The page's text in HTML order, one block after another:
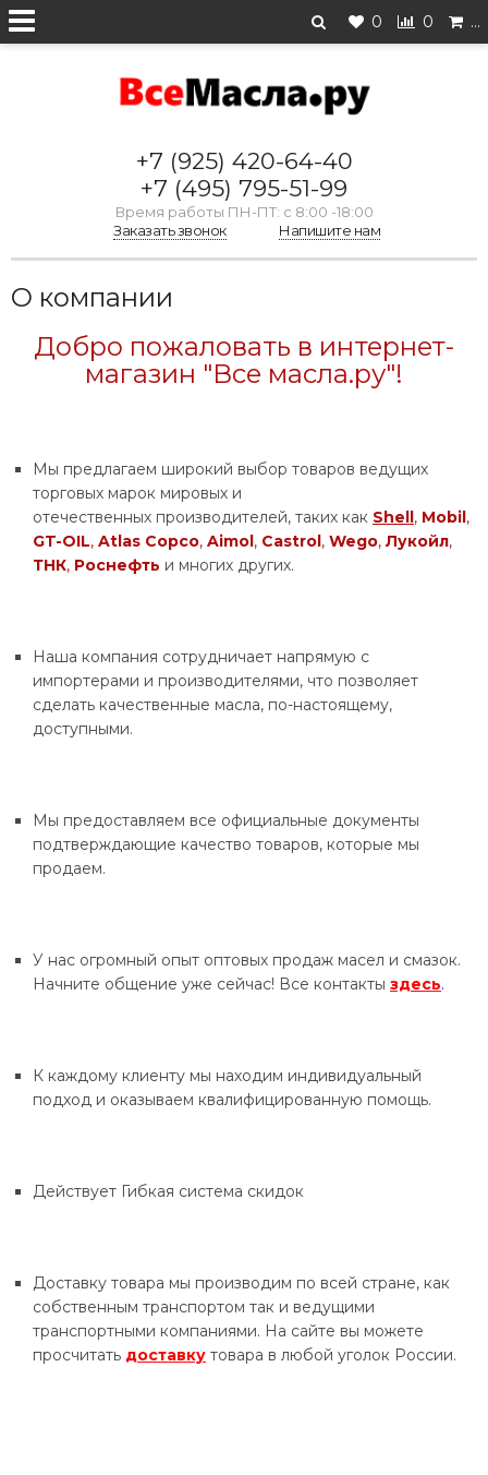
0 0 …
+7 (925) 420-64-40
+7 (495) 795-51-99
Время работы ПН-ПТ: с 8:00 -18:00
Заказать звонок
Напишите нам
О компании
Добро пожаловать в интернет-
магазин "Все масла.ру"!
Мы предлагаем широкий выбор товаров ведущих
торговых марок мировых и
отечественных производителей, таких как Shell, Mobil,
GT-OIL, Atlas Copco, Aimol, Castrol, Wego, Лукойл,
ТНК, Роснефть и многих других.
Наша компания сотрудничает напрямую с
импортерами и производителями, что позволяет
сделать качественные масла, по-настоящему,
доступными.
Мы предоставляем все официальные документы
подтверждающие качество товаров, которые мы
продаем.
У нас огромный опыт оптовых продаж масел и смазок.
Начните общение уже сейчас! Все контакты здесь.
К каждому клиенту мы находим индивидуальный
подход и оказываем квалифицированную помощь.
Действует Гибкая система скидок
Доставку товара мы производим по всей стране, как
собственным транспортом так и ведущими
транспортными компаниями. На сайте вы можете
просчитать доставку товара в любой уголок России.